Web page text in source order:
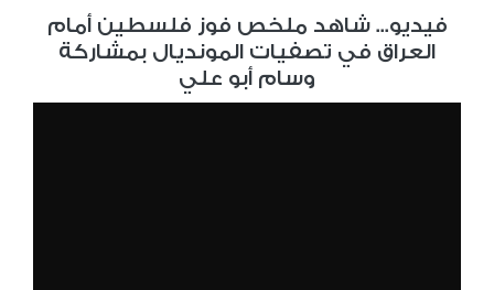
فيديو... شاهد ملخص فوز فلسطين أمام
العراق في تصفيات المونديال بمشاركة
وسام أبو علي